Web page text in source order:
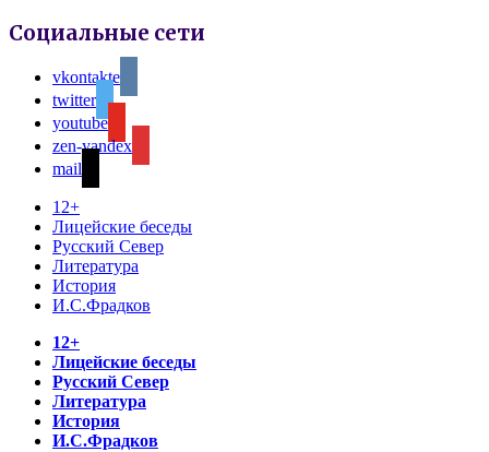
Социальные сети
vkontakte
twitter
youtube
zen-yandex
mail
12+
Лицейские беседы
Русский Север
Литература
История
И.С.Фрадков
12+
Лицейские беседы
Русский Север
Литература
История
И.С.Фрадков